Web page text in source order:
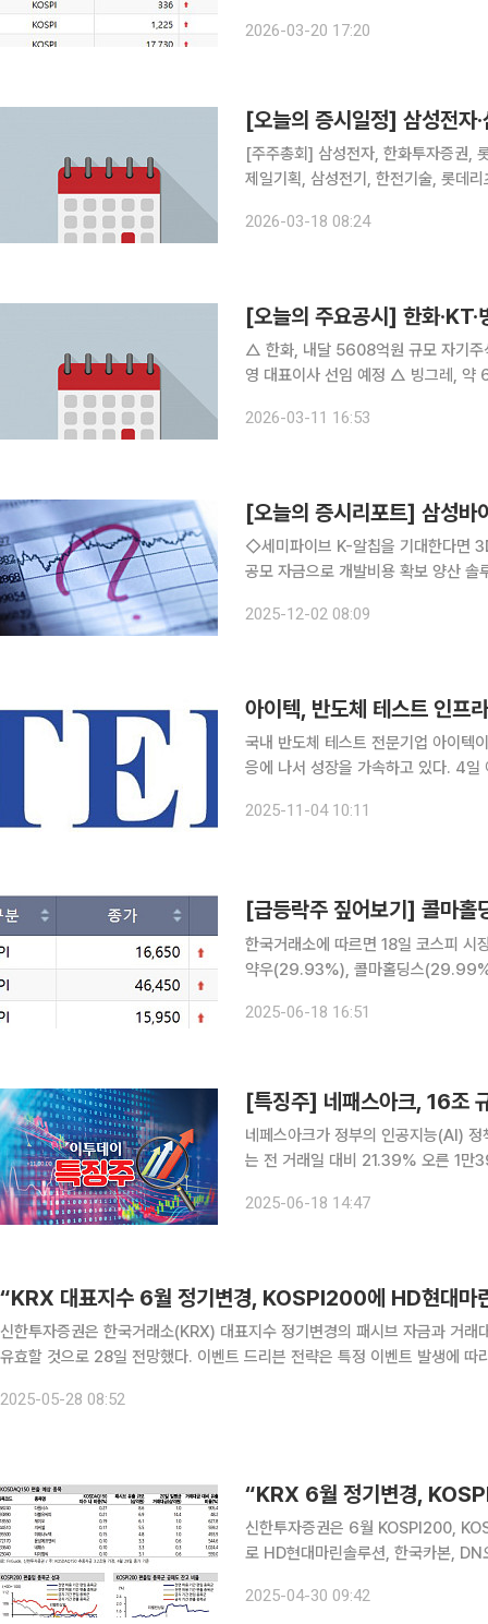
2026-03-20 17:20
[오늘의 증시일정] 삼성전자
[주주총회] 삼성전자, 한화투자증권,
제일기획, 삼성전기, 한전기술, 롯데
2026-03-18 08:24
[오늘의 주요공시] 한화·KT·
△ 한화, 내달 5608억원 규모 자기주식 445만주 소각 결
영 대표이사 선임 예정 △ 빙그레, 약 64억원 규모 자사주 소각 결정…주주가치 제고 목적 △ 유바
2026-03-11 16:53
[오늘의 증시리포트] 삼성바
◇세미파이브 K-알칩을 기대한다면
공모 자금으로 개발비용 확보 양산
종 Top Pick, 목표주가 30,000원 유
2025-12-02 08:09
아이텍, 반도체 테스트 인프
국내 반도체 테스트 전문기업 아이텍
응에 나서 성장을 가속하고 있다. 4일 아이텍 관계자는 “올해 하반기부터 2026년까지 일본 어드반
다. 회사는 최근 국내외 반도체 테스
2025-11-04 10:11
한국거래소에 따르면 18일 코스피
약우(29.93%), 콜마홀딩스(29.99%) 등 3개였다. 신풍제약과 신풍
이 발생한 영향으로 주가가 상승한 것
2025-06-18 16:51
네페스아크가 정부의 인공지능(AI) 정책 기대감에 상승세다.
는 전 거래일 대비 21.39% 오른 1만3960원에 거래되고
트너로 거론되는 네패스아크에 관심
2025-06-18 14:47
“KRX 대표지수 6월 정기변경, KOSPI200에 HD현대마
신한투자증권은 한국거래소(KRX) 대표지수 정기변경의 패시브 자금과 거
유효할 것으로 28일 전망했다. 이벤트 드리븐 전략은 특정 이벤트 발생에 따라 투자 포
2025-05-28 08:52
“KRX 6월 정기변경,
신한투자증권은 6월 KOSPI200,
로 HD현대마린솔루션, 한국카본,
2025-04-30 09:42